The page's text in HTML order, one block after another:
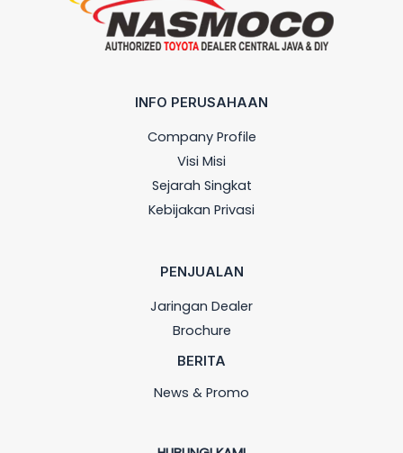
INFO PERUSAHAAN
Company Profile
Visi Misi
Sejarah Singkat
Kebijakan Privasi
PENJUALAN
Jaringan Dealer
Brochure
BERITA
News & Promo